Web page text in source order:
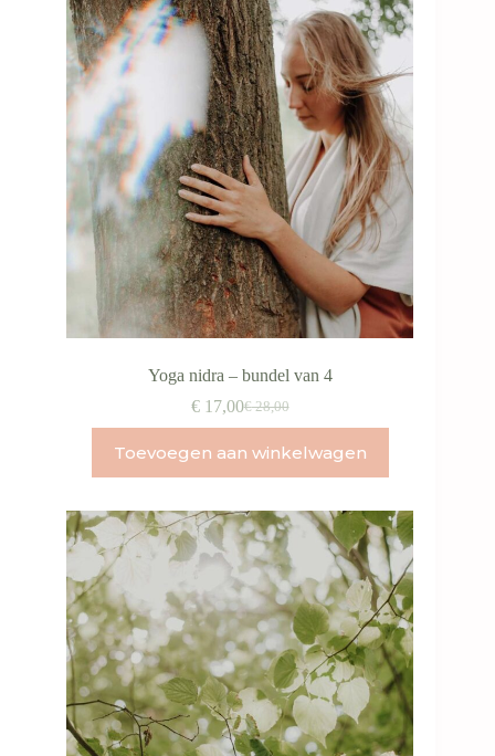
Yoga nidra – bundel van 4
€28,00
Oorspronkelijke
was:
€ 28,00.
€17,00Huidige
is:
€ 17,00.
Toevoegen aan winkelwagen